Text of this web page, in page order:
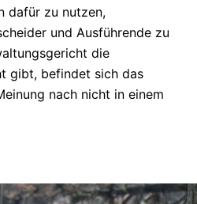
dafür zu nutzen,
und Ausführende zu
die
gibt, befindet sich das
nach nicht in einem